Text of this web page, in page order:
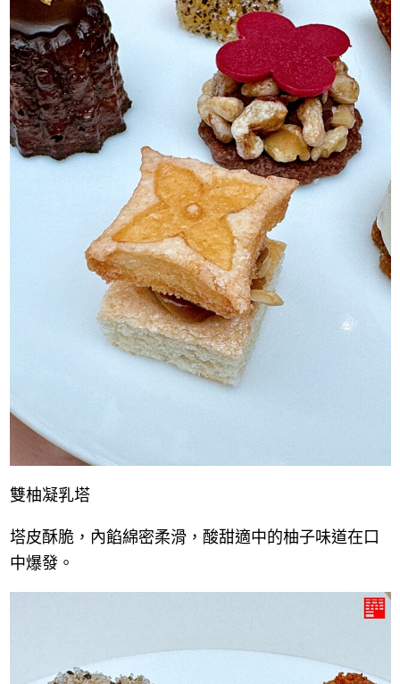
雙柚凝乳塔
塔皮酥脆，內餡綿密柔滑，酸甜適中的柚子味道在口
中爆發。